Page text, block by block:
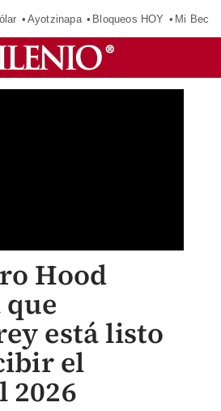
Ayotzinapa Bloqueos HOY Mi Beca
Hood
que
está listo
el
2026